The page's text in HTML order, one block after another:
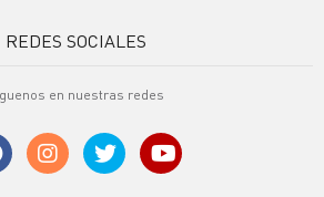
REDES SOCIALES
en nuestras redes